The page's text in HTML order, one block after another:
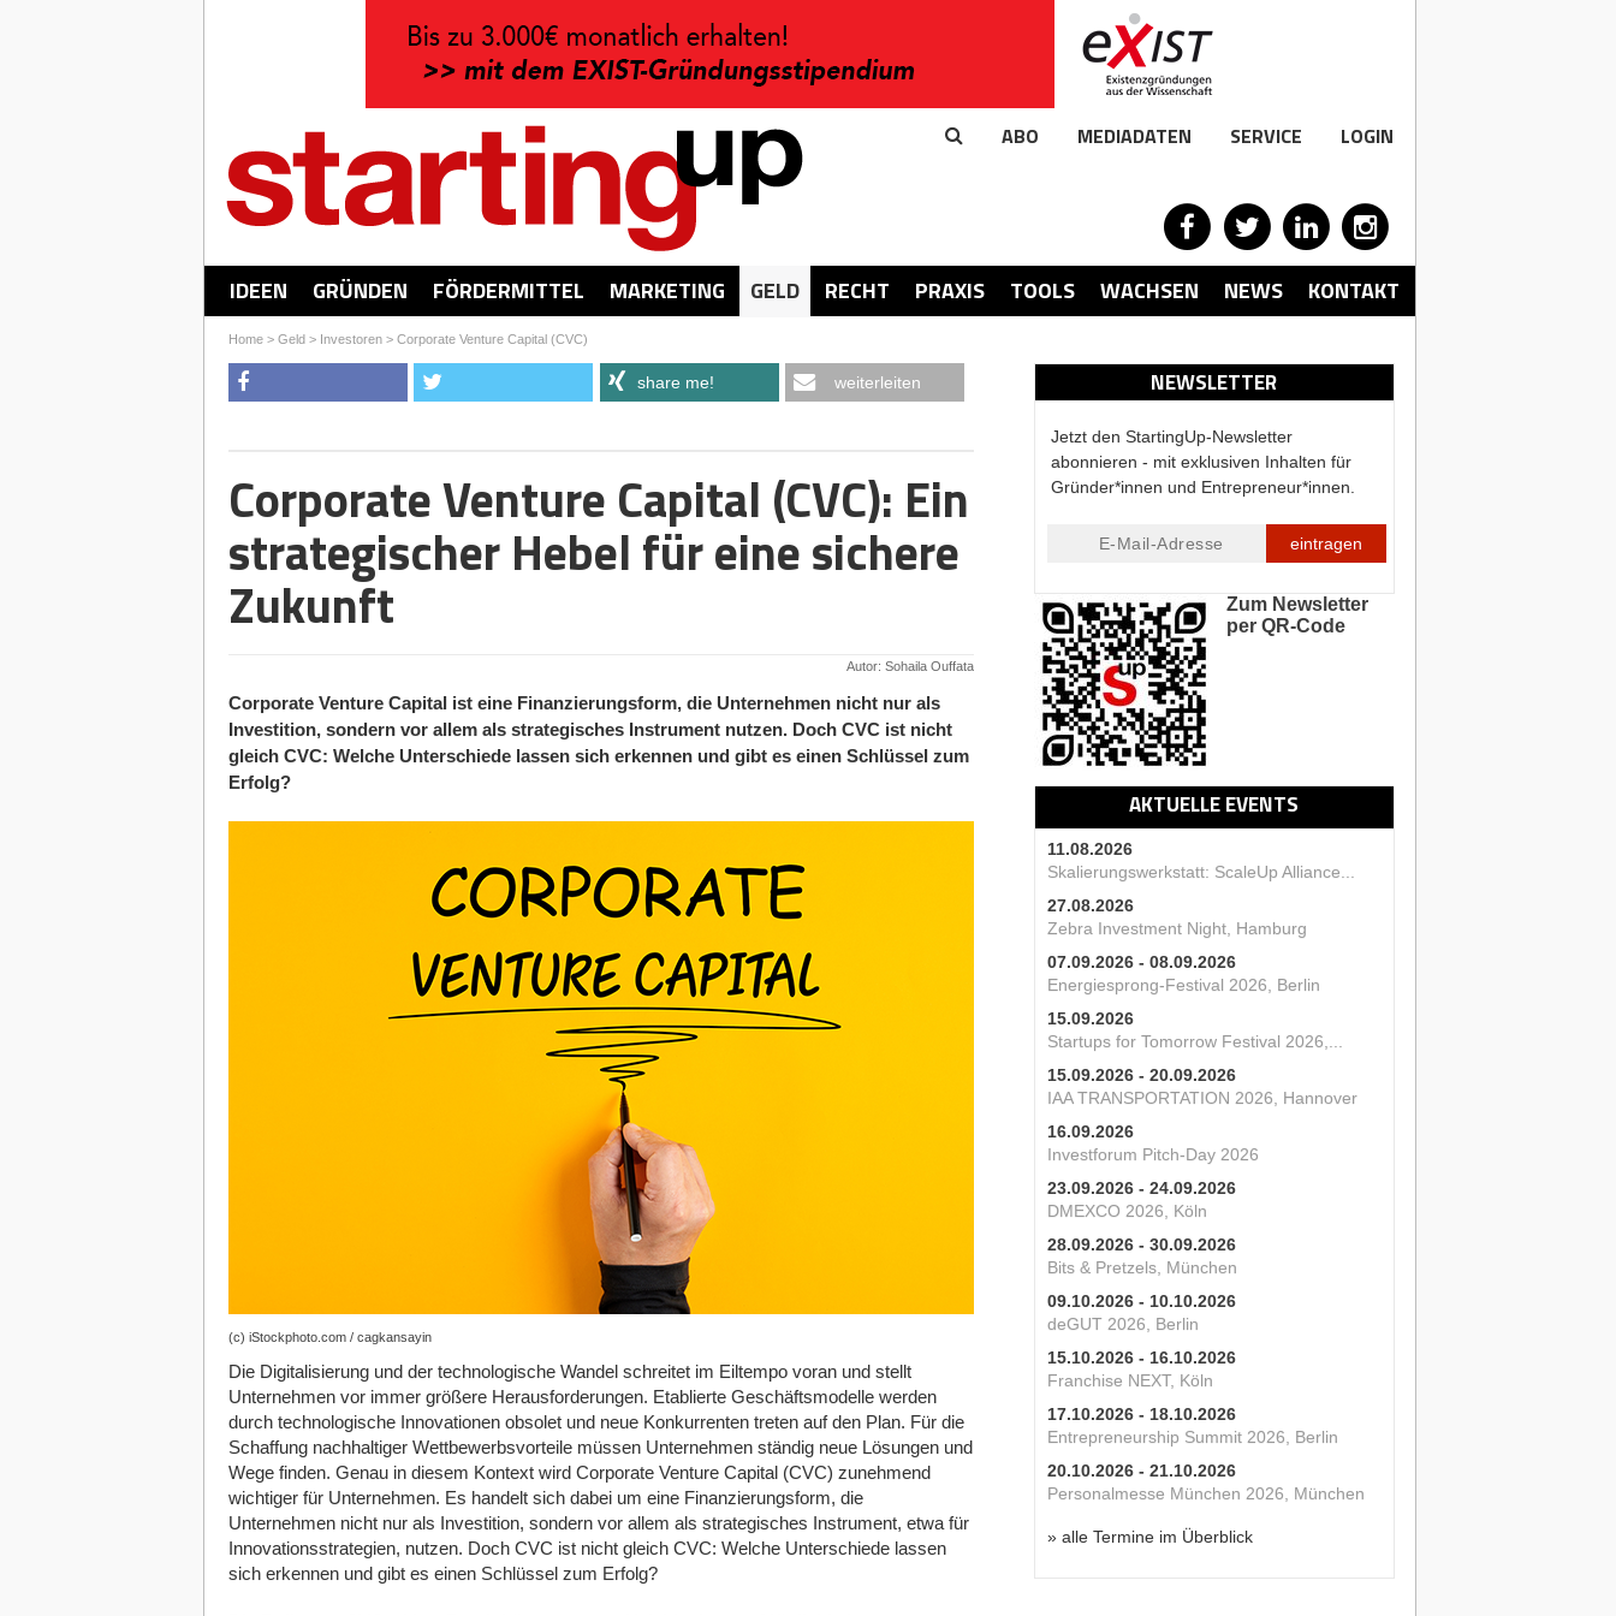
ABO MEDIADATEN SERVICE LOGIN
IDEEN GRÜNDEN FÖRDERMITTEL MARKETING GELD RECHT PRAXIS TOOLS WACHSEN NEWS KONTAKT
Home> Geld> Investoren> Corporate Venture Capital (CVC)
NEWSLETTER
Jetzt den StartingUp-Newsletter
abonnieren - mit exklusiven Inhalten für
Gründer*innen und Entrepreneur*innen.
eintragen
Zum Newsletter
per QR-Code
AKTUELLE EVENTS
11.08.2026
Skalierungswerkstatt: ScaleUp Alliance...
27.08.2026
Zebra Investment Night, Hamburg
07.09.2026 - 08.09.2026
Energiesprong-Festival 2026, Berlin
15.09.2026
Startups for Tomorrow Festival 2026,...
15.09.2026 - 20.09.2026
IAA TRANSPORTATION 2026, Hannover
16.09.2026
Investforum Pitch-Day 2026
23.09.2026 - 24.09.2026
DMEXCO 2026, Köln
28.09.2026 - 30.09.2026
Bits & Pretzels, München
09.10.2026 - 10.10.2026
deGUT 2026, Berlin
15.10.2026 - 16.10.2026
Franchise NEXT, Köln
17.10.2026 - 18.10.2026
Entrepreneurship Summit 2026, Berlin
20.10.2026 - 21.10.2026
Personalmesse München 2026, München
» alle Termine im Überblick
share me! weiterleiten
Corporate Venture Capital (CVC): Ein
strategischer Hebel für eine sichere
Zukunft
Autor: Sohaila Ouffata
Corporate Venture Capital ist eine Finanzierungsform, die Unternehmen nicht nur als
Investition, sondern vor allem als strategisches Instrument nutzen. Doch CVC ist nicht
gleich CVC: Welche Unterschiede lassen sich erkennen und gibt es einen Schlüssel zum
Erfolg?
(c) iStockphoto.com / cagkansayin
Die Digitalisierung und der technologische Wandel schreitet im Eiltempo voran und stellt
Unternehmen vor immer größere Herausforderungen. Etablierte Geschäftsmodelle werden
durch technologische Innovationen obsolet und neue Konkurrenten treten auf den Plan. Für die
Schaffung nachhaltiger Wettbewerbsvorteile müssen Unternehmen ständig neue Lösungen und
Wege finden. Genau in diesem Kontext wird Corporate Venture Capital (CVC) zunehmend
wichtiger für Unternehmen. Es handelt sich dabei um eine Finanzierungsform, die
Unternehmen nicht nur als Investition, sondern vor allem als strategisches Instrument, etwa für
Innovationsstrategien, nutzen. Doch CVC ist nicht gleich CVC: Welche Unterschiede lassen
sich erkennen und gibt es einen Schlüssel zum Erfolg?